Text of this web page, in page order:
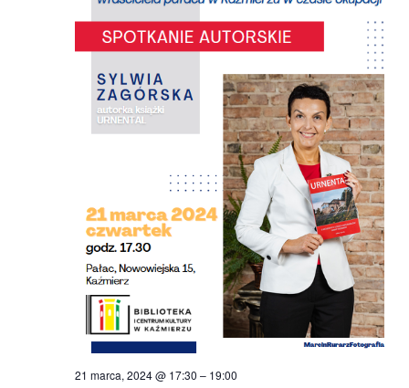
21 marca, 2024 @ 17:30 – 19:00